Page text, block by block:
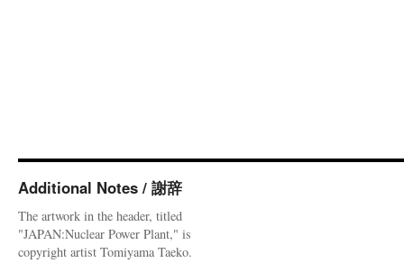
Additional Notes / 謝辞
The artwork in the header, titled
"JAPAN:Nuclear Power Plant," is
copyright artist Tomiyama Taeko.